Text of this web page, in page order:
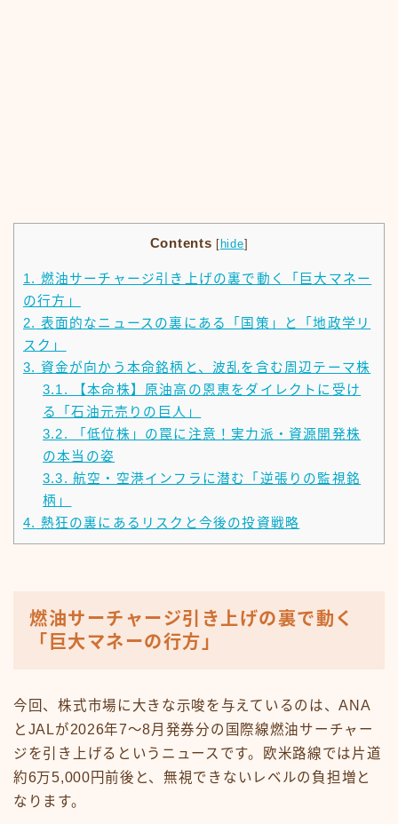
Contents [ hide]
1. 燃油サーチャージ引き上げの裏で動く「巨大マネー
の行方」
2. 表面的なニュースの裏にある「国策」と「地政学リ
スク」
3. 資金が向かう本命銘柄と、波乱を含む周辺テーマ株
3.1.
【本命株】原油高の恩恵をダイレクトに受け
る「石油元売りの巨人」
3.2.
「低位株」の罠に注意！実力派・資源開発株
の本当の姿
3.3. 航空・空港インフラに潜む「逆張りの監視銘
柄」
4. 熱狂の裏にあるリスクと今後の投資戦略
燃油サーチャージ引き上げの裏で動く
「巨大マネーの行方」
今回、株式市場に大きな示唆を与えているのは、ANA
とJALが2026年7〜8月発券分の国際線燃油サーチャー
ジを引き上げるというニュースです。欧米路線では片道
約6万5,000円前後と、無視できないレベルの負担増と
なります。